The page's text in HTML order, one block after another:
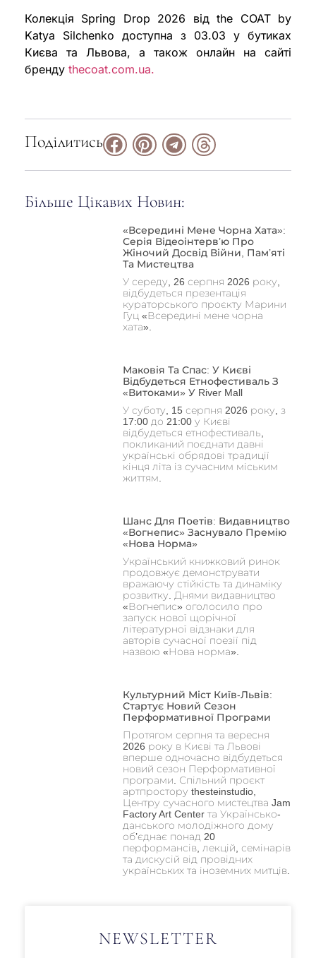
Колекція Spring Drop 2026 від the COAT by
Katya Silchenko доступна з 03.03 у бутиках
Києва та Львова, а також онлайн на сайті
бренду thecoat.com.ua.
Поділитись
Більше Цікавих Новин:
«Всередині Мене Чорна Хата»:
Серія Відеоінтерв’ю Про
Жіночий Досвід Війни, Пам’яті
Та Мистецтва
У середу, 26 серпня 2026 року,
відбудеться презентація
кураторського проєкту Марини
Гуц «Всередині мене чорна
хата».
Маковія Та Спас: У Києві
Відбудеться Етнофестиваль З
«Витоками» У River Mall
У суботу, 15 серпня 2026 року, з
17:00 до 21:00 у Києві
відбудеться етнофестиваль,
покликаний поєднати давні
українські обрядові традиції
кінця літа із сучасним міським
життям.
Шанс Для Поетів: Видавництво
«Вогнепис» Заснувало Премію
«Нова Норма»
Український книжковий ринок
продовжує демонструвати
вражаючу стійкість та динаміку
розвитку. Днями видавництво
«Вогнепис» оголосило про
запуск нової щорічної
літературної відзнаки для
авторів сучасної поезії під
назвою «Нова норма».
Культурний Міст Київ-Львів:
Стартує Новий Сезон
Перформативної Програми
Протягом серпня та вересня
2026 року в Києві та Львові
вперше одночасно відбудеться
новий сезон Перформативної
програми. Спільний проєкт
артпростору thesteinstudio,
Центру сучасного мистецтва Jam
Factory Art Center та Українсько-
данського молодіжного дому
об’єднає понад 20
перформансів, лекцій, семінарів
та дискусій від провідних
українських та іноземних митців.
NEWSLETTER